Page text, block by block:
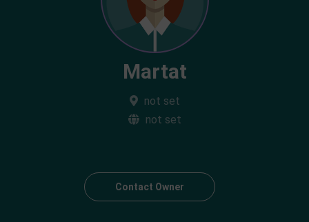
Martat
not set
not set
Contact Owner